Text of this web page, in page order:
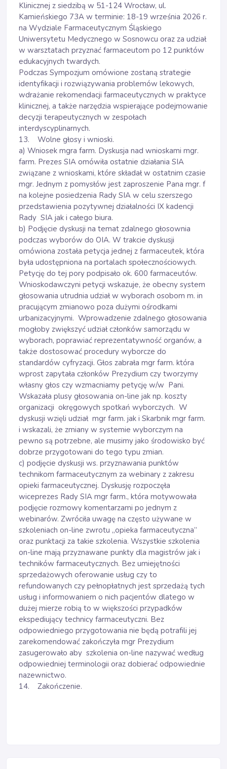
Klinicznej z siedzibą w 51-124 Wrocław, ul.
Kamieńskiego 73A w terminie: 18-19 września 2026 r.
na Wydziale Farmaceutycznym Śląskiego
Uniwersytetu Medycznego w Sosnowcu oraz za udział
w warsztatach przyznać farmaceutom po 12 punktów
edukacyjnych twardych.
Podczas Sympozjum omówione zostaną strategie
identyfikacji i rozwiązywania problemów lekowych,
wdrażanie rekomendacji farmaceutycznych w praktyce
klinicznej, a także narzędzia wspierające podejmowanie
decyzji terapeutycznych w zespołach
interdyscyplinarnych.
13. Wolne głosy i wnioski.
a) Wniosek mgra farm. Dyskusja nad wnioskami mgr.
farm. Prezes SIA omówiła ostatnie działania SIA
związane z wnioskami, które składał w ostatnim czasie
mgr. Jednym z pomysłów jest zaproszenie Pana mgr. f
na kolejne posiedzenia Rady SIA w celu szerszego
przedstawienia pozytywnej działalności IX kadencji
Rady SIA jak i całego biura.
b) Podjęcie dyskusji na temat zdalnego głosownia
podczas wyborów do OIA. W trakcie dyskusji
omówiona została petycja jednej z farmaceutek, która
była udostępniona na portalach społecznościowych.
Petycję do tej pory podpisało ok. 600 farmaceutów.
Wnioskodawczyni petycji wskazuje, że obecny system
głosowania utrudnia udział w wyborach osobom m. in
pracującym zmianowo poza dużymi ośrodkami
urbanizacyjnymi. Wprowadzenie zdalnego głosowania
mogłoby zwiększyć udział członków samorządu w
wyborach, poprawiać reprezentatywność organów, a
także dostosować procedury wyborcze do
standardów cyfryzacji. Głos zabrała mgr farm. która
wprost zapytała członków Prezydium czy tworzymy
własny głos czy wzmacniamy petycję w/w Pani.
Wskazała plusy głosowania on-line jak np. koszty
organizacji okręgowych spotkań wyborczych. W
dyskusji wzięli udział mgr farm. jak i Skarbnik mgr farm.
i wskazali, że zmiany w systemie wyborczym na
pewno są potrzebne, ale musimy jako środowisko być
dobrze przygotowani do tego typu zmian.
c) podjęcie dyskusji ws. przyznawania punktów
technikom farmaceutycznym za webinary z zakresu
opieki farmaceutycznej. Dyskusję rozpoczęła
wiceprezes Rady SIA mgr farm., która motywowała
podjęcie rozmowy komentarzami po jednym z
webinarów. Zwróciła uwagę na często używane w
szkoleniach on-line zwrotu „opieka farmaceutyczna”
oraz punktacji za takie szkolenia. Wszystkie szkolenia
on-line mają przyznawane punkty dla magistrów jak i
techników farmaceutycznych. Bez umiejętności
sprzedażowych oferowanie usług czy to
refundowanych czy pełnopłatnych jest sprzedażą tych
usług i informowaniem o nich pacjentów dlatego w
dużej mierze robią to w większości przypadków
ekspediujący technicy farmaceutyczni. Bez
odpowiedniego przygotowania nie będą potrafili jej
zarekomendować zakończyła mgr Prezydium
zasugerowało aby szkolenia on-line nazywać według
odpowiedniej terminologii oraz dobierać odpowiednie
nazewnictwo.
14. Zakończenie.